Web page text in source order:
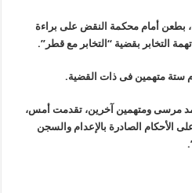
بطعن أمام محكمة النقض على براءة
التخابر بقضية “التخابر مع قطر”.
ستة متهمين فى ذات القضية.
مرسى ومتهمين آخرين، تقدمت أمس،
الأحكام الصادرة بالإعدام والسجن